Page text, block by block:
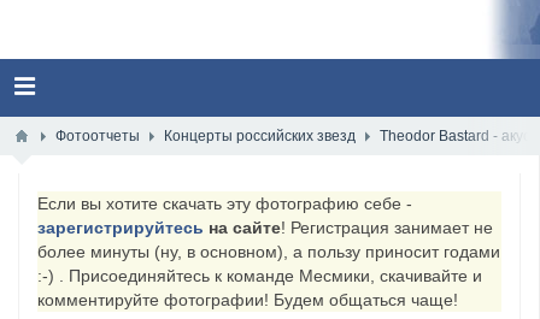
XANDRIA представили новый сингл под названием «...
Wacken Open Air 2026 объявили последние одиннад...
​Wacken Open Air 2027 объявил новую волну участ...
Фотоотчеты Концерты российских звезд Theodor Bastard -
Если вы хотите скачать эту фотографию себе -
зарегистрируйтесь на сайте! Регистрация занимает не
более минуты (ну, в основном), а пользу приносит годами
:-) . Присоединяйтесь к команде Месмики, скачивайте и
комментируйте фотографии! Будем общаться чаще!